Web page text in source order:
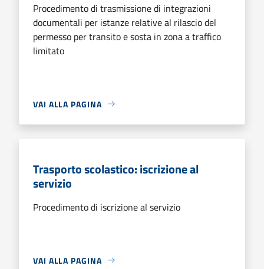
Procedimento di trasmissione di integrazioni
documentali per istanze relative al rilascio del
permesso per transito e sosta in zona a traffico
limitato
VAI ALLA PAGINA
Trasporto scolastico: iscrizione al
servizio
Procedimento di iscrizione al servizio
VAI ALLA PAGINA